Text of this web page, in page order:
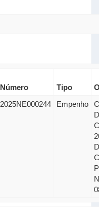
Número Tipo
2025NE000244 Empenho